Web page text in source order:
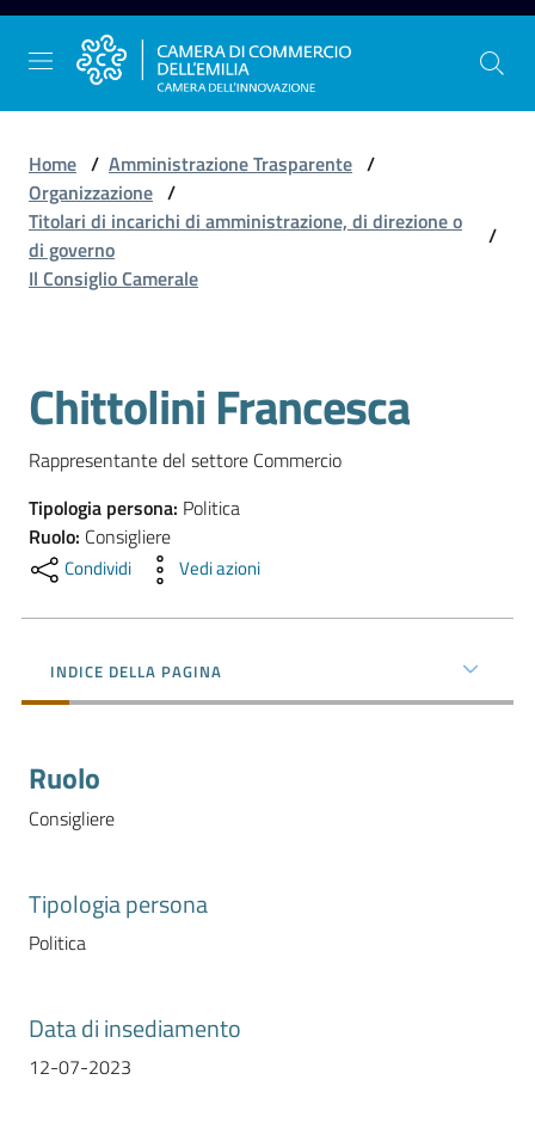
Vai al contenuto
Vai alla navigazione
Vai al footer
La
Camera
dell'Emilia
Gestire
l'impresa
Promuovere
l'impresa
e
e
il
L'impresa
Home / Amministrazione Trasparente /
Organizzazione /
Titolari di incarichi di amministrazione, di direzione o
di governo
/
Il Consiglio Camerale
Salta al contenuto
Chittolini Francesca
Rappresentante del settore Commercio
Tipologia persona: Politica
Ruolo: Consigliere
Condividi Vedi azioni
INDICE DELLA PAGINA
Ruolo
Consigliere
Tipologia persona
Politica
Data di insediamento
12-07-2023